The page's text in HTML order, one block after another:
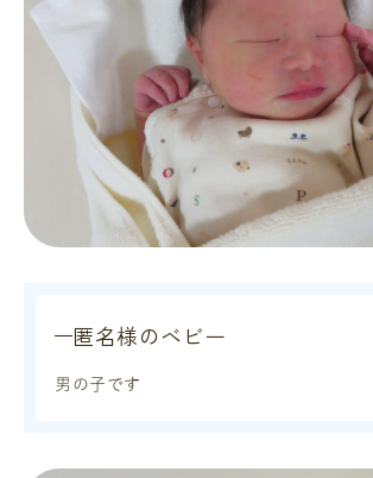
匿名様のベビー
男の子です